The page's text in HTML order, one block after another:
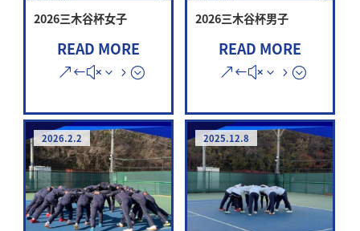
2026三木谷杯女子
READ MORE
2026三木谷杯男子
READ MORE
2026.2.2 2025.12.8